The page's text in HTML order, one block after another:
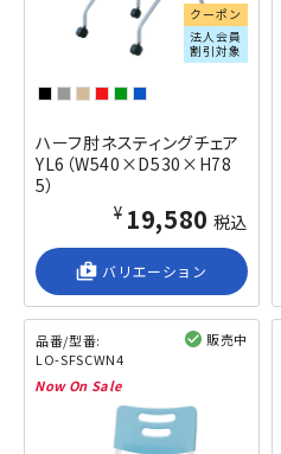
クーポン
法人会員
割引対象
ハーフ肘ネスティングチェア
YL6（W540×D530×H78
5）
¥19,580 税込
shop_2 バリエーション
品番/型番:
LO-SFSCWN4
販売中